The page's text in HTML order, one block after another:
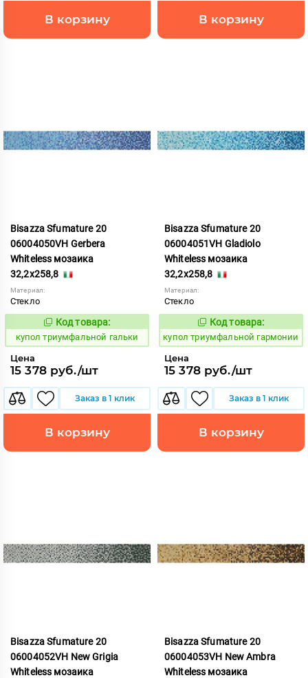
В корзину В корзину
Bisazza Sfumature 20
06004050VH Gerbera
Whiteless мозаика
32,2x258,8
Материал:
Стекло
856765
Код товара:
купол триумфальной гальки
Цена
15 378 руб./шт
Заказ в 1 клик
В корзину
Bisazza Sfumature 20
06004051VH Gladiolo
Whiteless мозаика
32,2x258,8
Материал:
Стекло
856766
Код товара:
купол триумфальной гармонии
Цена
15 378 руб./шт
Заказ в 1 клик
В корзину
Bisazza Sfumature 20
06004052VH New Grigia
Whiteless мозаика
Bisazza Sfumature 20
06004053VH New Ambra
Whiteless мозаика